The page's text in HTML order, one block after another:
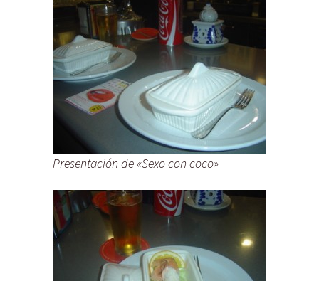
Presentación de «Sexo con coco»